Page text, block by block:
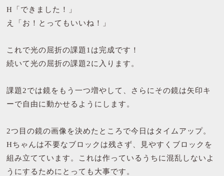
H「できました！」
え「お！とってもいいね！」
これで光の屈折の課題1は完成です！
続いて光の屈折の課題2に入ります。
課題2では鏡をもう一つ増やして、さらにその鏡は矢印キ
ーで自由に動かせるようにします。
2つ目の鏡の画像を決めたところで今日はタイムアップ。
Hちゃんは不要なブロックは残さず、見やすくブロックを
組み立てています。これは作っているうちに混乱しないよ
うにするためにとっても大事です。